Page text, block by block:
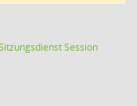
Session(Wird in